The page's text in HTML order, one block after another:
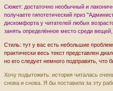
Сюжет: достаточно необычный и
получаете гипотетический приз
дискомфорта у читателей любых
занять определённое место среди
Стиль: тут у вас есть небольшие
практически весь текст представлен
но его следует немного подправить,
Хочу подытожить: история читалась
снова и снова. Я бы поставила за эту